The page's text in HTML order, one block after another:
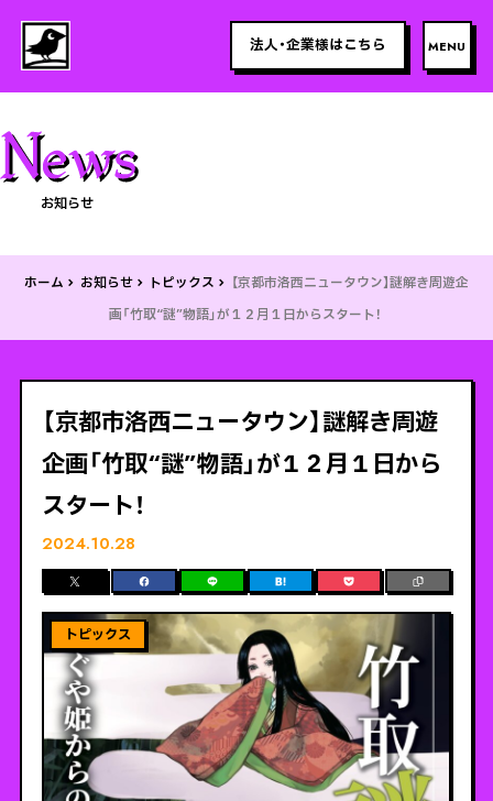
お知らせ
ホーム お知らせ トピックス
【京都市洛西ニュータウン】謎解き周遊企
画「竹取“謎”物語」が１２月１日からスタート！
【京都市洛西ニュータウン】謎解き周遊
企画「竹取“謎”物語」が１２月１日から
スタート！
2024.10.28
法人・企業様はこちら